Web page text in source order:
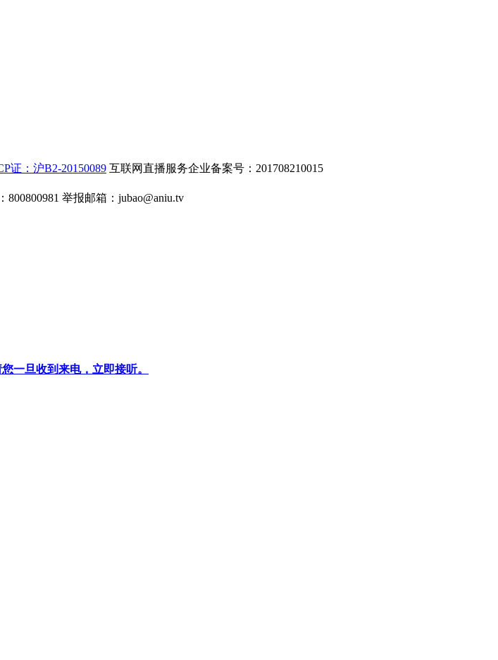
证：沪B2-20150089 互联网直播服务企业备案号：201708210015
800800981 举报邮箱： jubao@aniu.tv
一旦收到来电，立即接听。